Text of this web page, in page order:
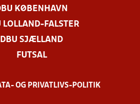
KØBENHAVN
LOLLAND-FALSTER
DBU SJÆLLAND
FUTSAL
OG PRIVATLIVS-POLITIK